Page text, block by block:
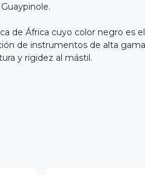
de África cuyo color negro es
de instrumentos de alta
y rigidez al mástil.